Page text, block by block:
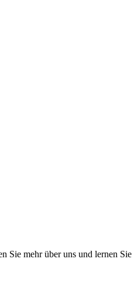
Sie mehr über uns und lernen Sie